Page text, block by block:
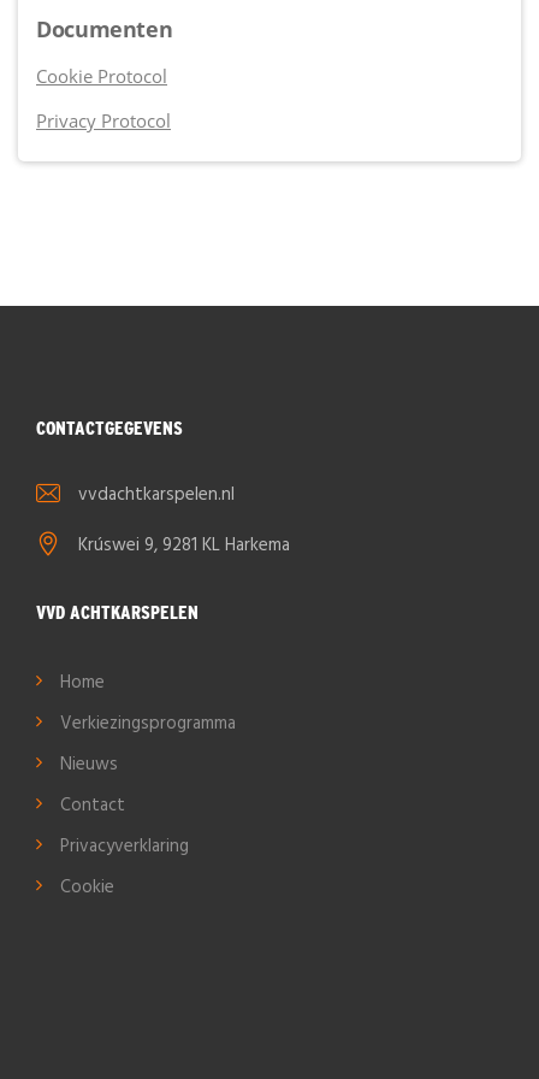
Documenten
Cookie Protocol
Privacy Protocol
CONTACTGEGEVENS
vvdachtkarspelen.nl
Krúswei 9, 9281 KL Harkema
VVD ACHTKARSPELEN
Home
Verkiezingsprogramma
Nieuws
Contact
Privacyverklaring
Cookie